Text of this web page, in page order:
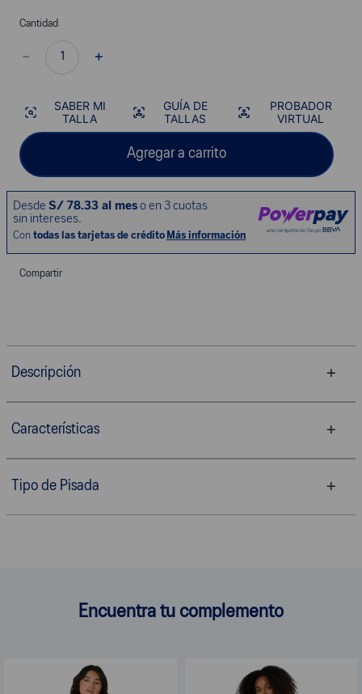
Cantidad
＋
－
SABER MI
TALLA
GUÍA DE
TALLAS
PROBADOR
VIRTUAL
Agregar a carrito
Compartir
Descripción
Características
Tipo de Pisada
Encuentra tu complemento